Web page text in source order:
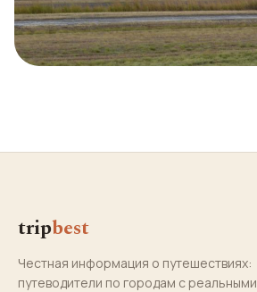
tripbest
Честная информация о путешествиях:
путеводители по городам с реальными